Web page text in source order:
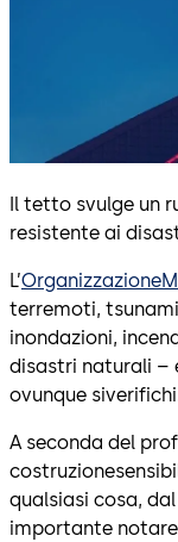
Il tetto svulge un
resistente ai
L’
terremoti,
inondazioni,
disastri naturali –
ovunque
A seconda del
qualsiasi cosa,
importante